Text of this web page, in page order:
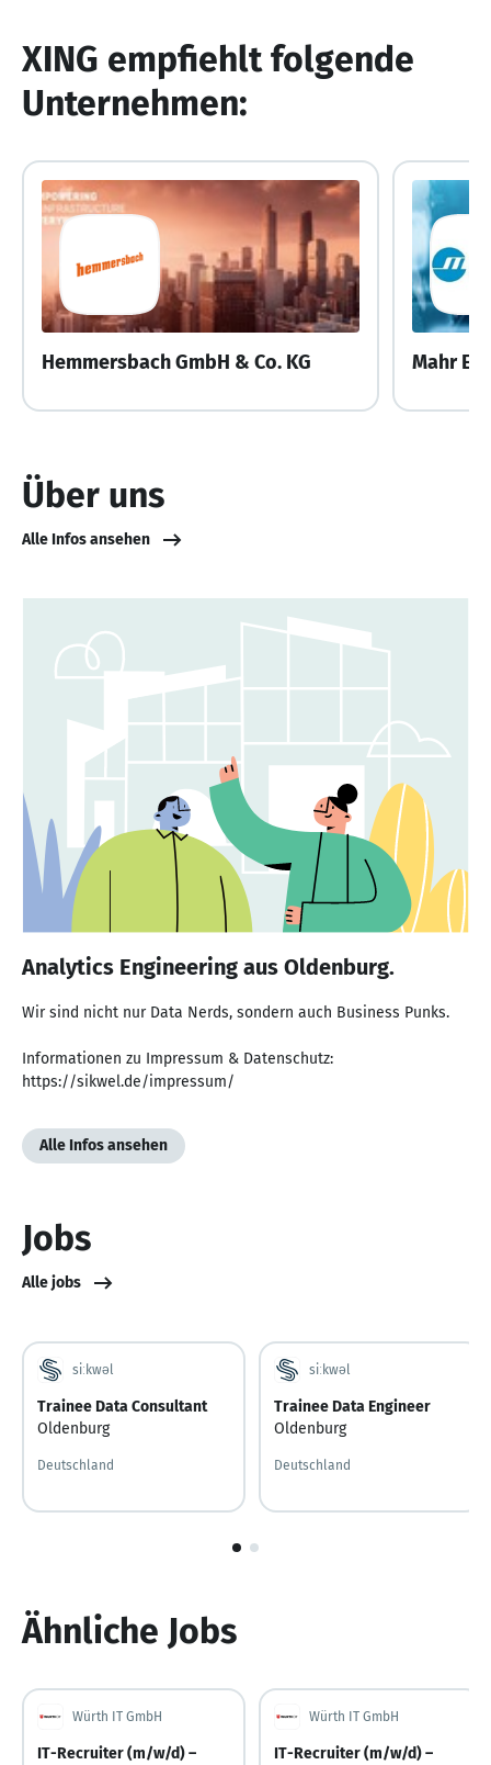
XING empfiehlt folgende
Unternehmen:
Hemmersbach GmbH & Co. KG Mahr
Über uns
Alle Infos ansehen
Analytics Engineering aus Oldenburg.
Wir sind nicht nur Data Nerds, sondern auch Business Punks.
Informationen zu Impressum & Datenschutz:
https://sikwel.de/impressum/
Alle Infos ansehen
Jobs
Alle jobs
siːkwəl
Trainee Data Consultant
Oldenburg
Deutschland
siːkwəl
Trainee Data Engineer
Oldenburg
Deutschland
Ähnliche Jobs
Würth IT GmbH
IT-Recruiter (m/w/d) –
Würth IT GmbH
IT-Recruiter (m/w/d) –